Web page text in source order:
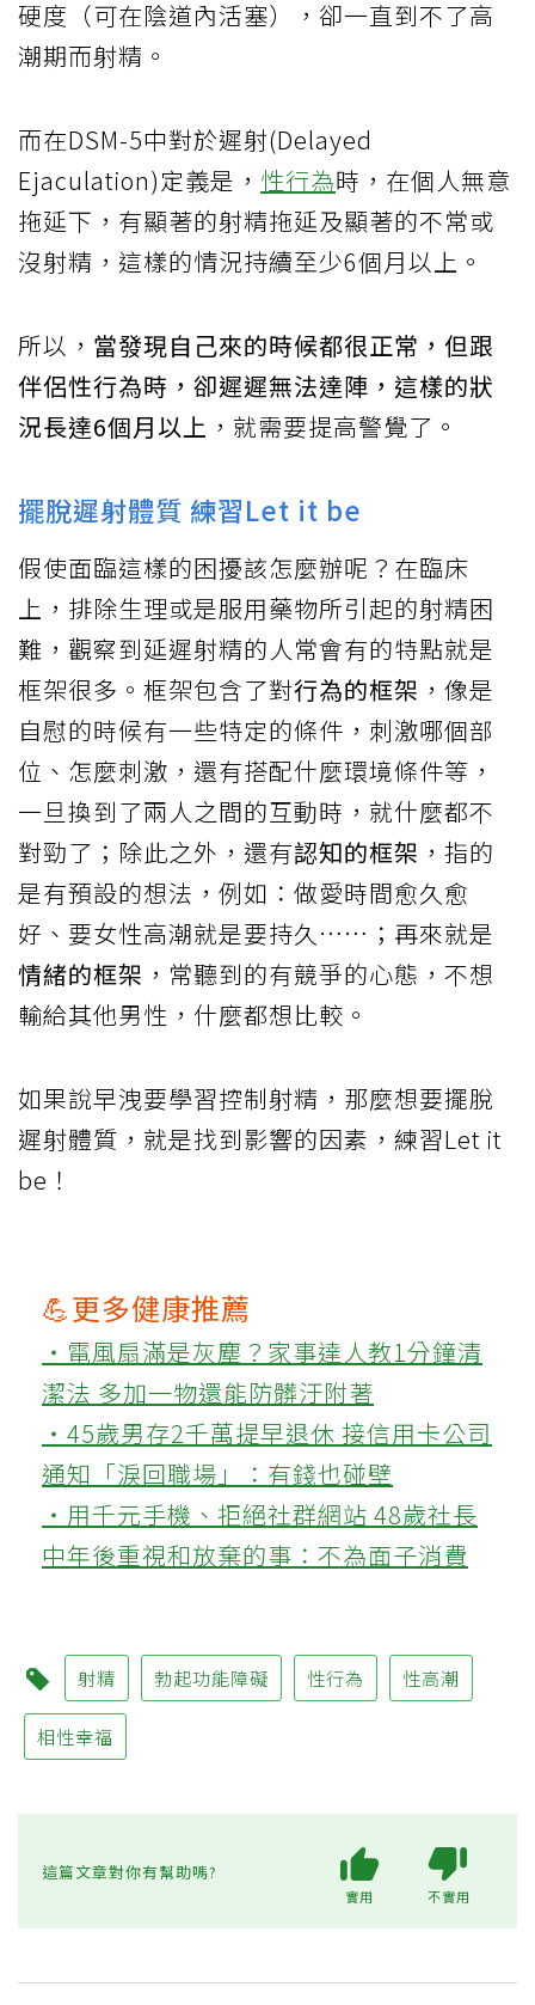
硬度（可在陰道內活塞），卻一直到不了高
潮期而射精。
而在DSM-5中對於遲射(Delayed
Ejaculation)定義是， 性行為時，在個人無意
拖延下，有顯著的射精拖延及顯著的不常或
沒射精，這樣的情況持續至少6個月以上。
所以， 當發現自己來的時候都很正常，但跟
伴侶性行為時，卻遲遲無法達陣，這樣的狀
況長達6個月以上 ，就需要提高警覺了。
擺脫遲射體質 練習Let it be
假使面臨這樣的困擾該怎麼辦呢？在臨床
上，排除生理或是服用藥物所引起的射精困
難，觀察到延遲射精的人常會有的特點就是
框架很多。框架包含了對行為的框架 ，像是
自慰的時候有一些特定的條件，刺激哪個部
位、怎麼刺激，還有搭配什麼環境條件等，
一旦換到了兩人之間的互動時，就什麼都不
對勁了；除此之外，還有認知的框架 ，指的
是有預設的想法，例如：做愛時間愈久愈
好、要女性高潮就是要持久……；再來就是
情緒的框架 ，常聽到的有競爭的心態，不想
輸給其他男性，什麼都想比較。
如果說早洩要學習控制射精，那麼想要擺脫
遲射體質，就是找到影響的因素，練習Let it
be！
💪更多健康推薦
‧電風扇滿是灰塵？家事達人教1分鐘清
潔法 多加一物還能防髒汙附著
‧45歲男存2千萬提早退休 接信用卡公司
通知「淚回職場」：有錢也碰壁
‧用千元手機、拒絕社群網站 48歲社長
中年後重視和放棄的事：不為面子消費
射精 勃起功能障礙 性行為 性高潮
相性幸福
這篇文章對你有幫助嗎?
實用 不實用